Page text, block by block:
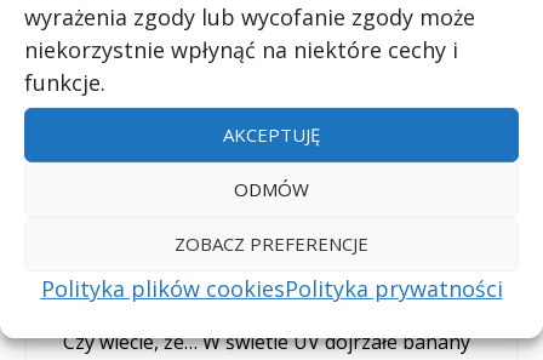
wyrażenia zgody lub wycofanie zgody może
niekorzystnie wpłynąć na niektóre cechy i
funkcje.
AKCEPTUJĘ
ODMÓW
ZOBACZ PREFERENCJE
Polityka plików cookiesPolityka prywatności
CZYTAJ WIĘCEJ
Czy wiecie, że...|sty 12, 2021
Czy wiecie, że… W świetle UV dojrzałe banany